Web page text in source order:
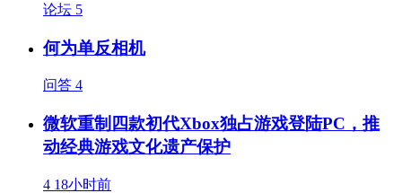
论坛 5
何为单反相机
问答 4
微软重制四款初代Xbox独占游戏登陆PC，推
动经典游戏文化遗产保护
4 18小时前